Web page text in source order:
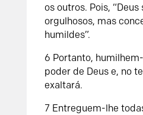
os outros. Pois, “Deus
orgulhosos, mas
humildes”.
6 Portanto,
poder de Deus e, no
exaltará.
7 Entreguem-lhe